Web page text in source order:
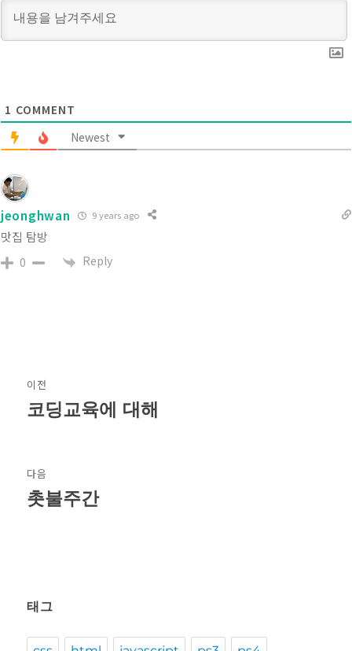
1 COMMENT
Newest
jeonghwan 9 years ago
맛집 탐방
0 Reply
탐
이전
이
코딩교육에 대해
다음
다
촛불주간
태그